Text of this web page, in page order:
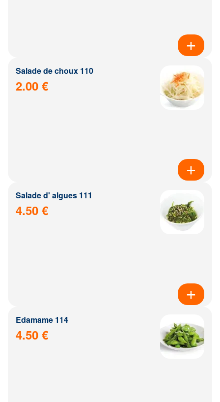
Salade de choux 110
2.00 €
Salade d' algues 111
4.50 €
Edamame 114
4.50 €